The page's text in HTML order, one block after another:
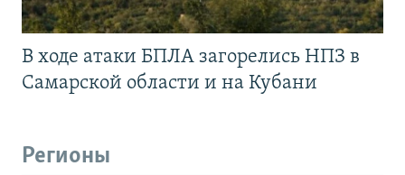
В ходе атаки БПЛА загорелись НПЗ в
Самарской области и на Кубани
Регионы